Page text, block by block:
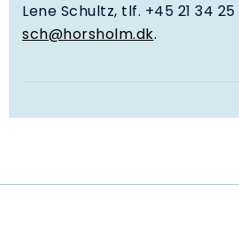
Lene Schultz, tlf. +45 21 34
sch@horsholm.dk.